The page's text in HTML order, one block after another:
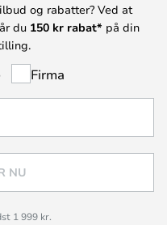
og rabatter? Ved at
du 150 kr rabat* på din
Firma
NU
1 999 kr.